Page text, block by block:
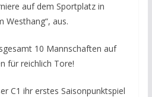
auf dem Sportplatz in
Westhang“, aus.
10 Mannschaften auf
für reichlich Tore!
C1 ihr erstes Saisonpunktspiel